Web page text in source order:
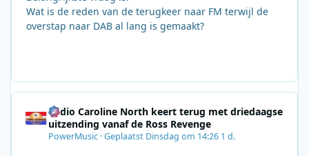
Wat is de reden van de terugkeer naar FM terwijl de
overstap naar DAB al lang is gemaakt?
Radio Caroline North keert terug met driedaagse
uitzending vanaf de Ross Revenge
PowerMusic ·Geplaatst Dinsdag om 14:26 1 d.